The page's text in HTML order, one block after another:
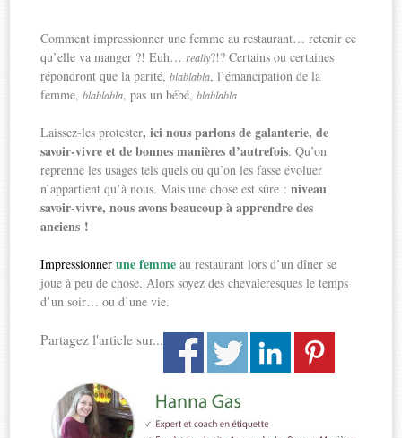
Comment impressionner une femme au restaurant… retenir ce
qu’elle va manger ?! Euh… really?!? Certains ou certaines
répondront que la parité,blablabla, l’émancipation de la
femme,blablabla, pas un bébé,blablabla
Laissez-les protester, ici nous parlons de galanterie, de
savoir-vivre et de bonnes manières d’autrefois. Qu’on
reprenne les usages tels quels ou qu’on les fasse évoluer
n’appartient qu’à nous. Mais une chose est sûre :niveau
savoir-vivre, nous avons beaucoup à apprendre des
anciens !
Impressionner une femme au restaurant lors d’un dîner se
joue à peu de chose. Alors soyez des chevaleresques le temps
d’un soir… ou d’une vie.
Partagez l'article sur...